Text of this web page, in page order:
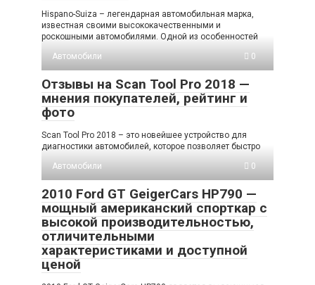
Hispano-Suiza – легендарная автомобильная марка,
известная своими высококачественными и
роскошными автомобилями. Одной из особенностей
Автомобили
0
Отзывы на Scan Tool Pro 2018 —
мнения покупателей, рейтинг и
фото
Scan Tool Pro 2018 – это новейшее устройство для
диагностики автомобилей, которое позволяет быстро
Автомобили
0
2010 Ford GT GeigerCars HP790 —
мощный американский спорткар с
высокой производительностью,
отличительными
характеристиками и доступной
ценой